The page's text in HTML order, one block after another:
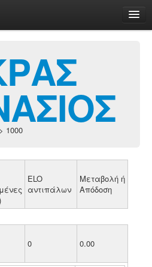
1000
ELO
αντιπάλων
Μεταβολή ή
Απόδοση
0 0.00